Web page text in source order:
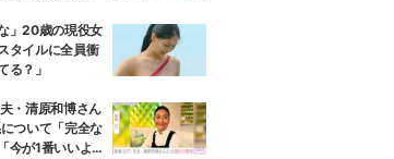
」20歳の現役女
タイルに全員衝
る？」
・清原和博さん
ついて「完全な
今が1番いいよ